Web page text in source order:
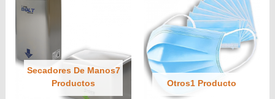
Secadores De Manos7
Productos
Otros1 Producto